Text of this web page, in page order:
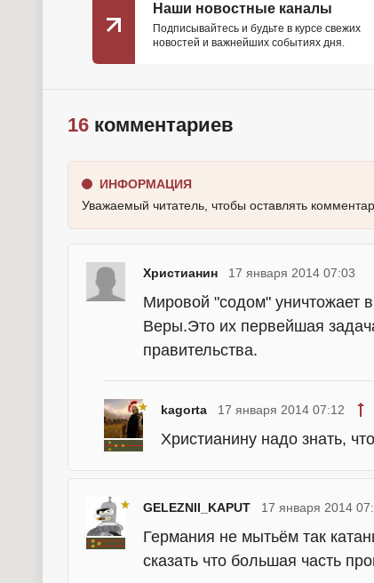
Наши новостные каналы
Подписывайтесь и будьте в курсе свежих
новостей и важнейших событиях дня.
16 комментариев
ИНФОРМАЦИЯ
Уважаемый читатель, чтобы оставлять
Христианин 17 января 2014 07:03
Мировой "содом" уничтожает
Веры.Это их первейшая
правительства.
kagorta 17 января 2014 07:12
Христианину надо знать,
GELEZNII_KAPUT 17 января 2014
Германия не мытьём так
сказать что большая часть